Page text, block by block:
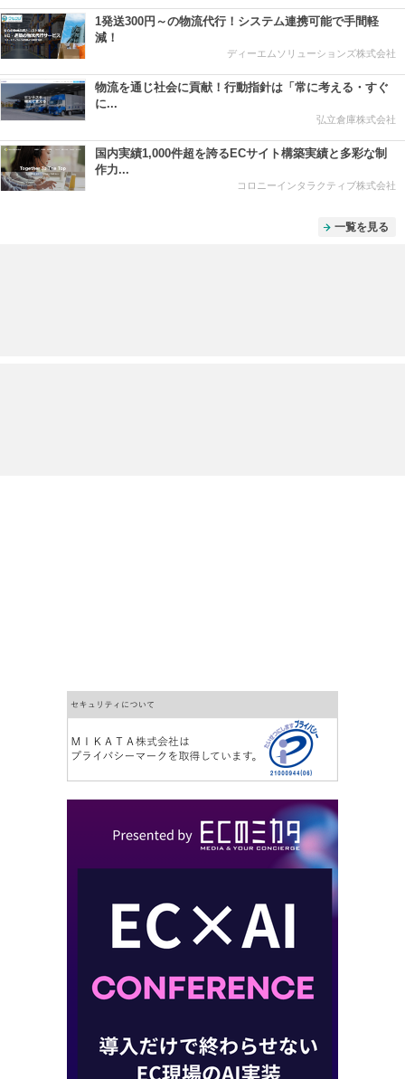
1発送300円～の物流代行！システム連携可能で手間軽
減！
ディーエムソリューションズ株式会社
物流を通じ社会に貢献！行動指針は「常に考える・すぐ
に...
弘立倉庫株式会社
国内実績1,000件超を誇るECサイト構築実績と多彩な制
作力...
コロニーインタラクティブ株式会社
一覧を見る